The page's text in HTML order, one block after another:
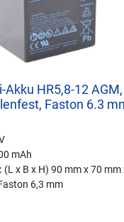
Akku HR5,8-12 AGM,
Faston 6.3
mAh
(L x B x H) 90 mm x 70
6,3 mm